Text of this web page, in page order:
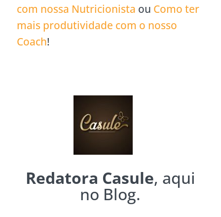
com nossa Nutricionista ou Como ter
mais produtividade com o nosso
Coach!
Redatora Casule, aqui
no Blog.